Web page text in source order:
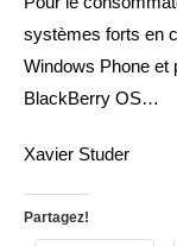
systèmes forts en
Windows Phone et
BlackBerry OS…
Xavier Studer
Partagez!